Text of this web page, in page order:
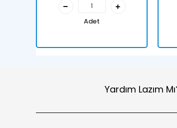
Adet
Yardım Lazım